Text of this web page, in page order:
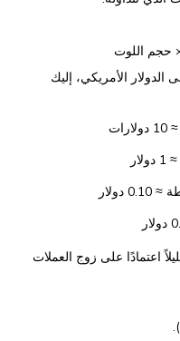
الدولار الأمريكي، إليك
اعتمادًا على زوج العملات